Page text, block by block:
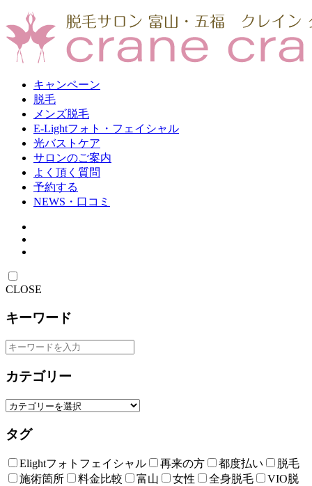
キャンペーン
脱毛
メンズ脱毛
E-Lightフォト・フェイシャル
光バストケア
サロンのご案内
よく頂く質問
予約する
NEWS・口コミ
CLOSE
キーワード
カテゴリー
タグ
Elightフォトフェイシャル 再来の方 都度払い
脱毛
施術箇所
料金比較 富山 女性 全身脱毛
VIO脱